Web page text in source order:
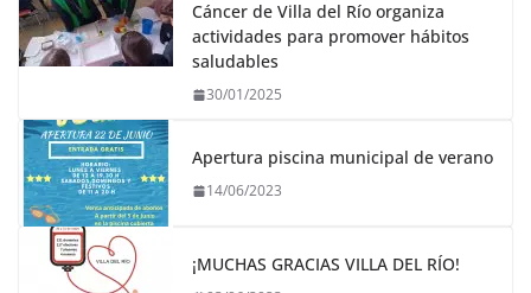
Cáncer de Villa del Río organiza
actividades para promover hábitos
saludables
30/01/2025
Apertura piscina municipal de verano
14/06/2023
¡MUCHAS GRACIAS VILLA DEL RÍO!